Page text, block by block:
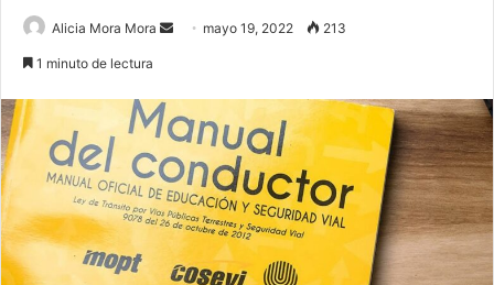
Alicia Mora Mora
Send mayo 19, 2022 213
1 minuto de lectura